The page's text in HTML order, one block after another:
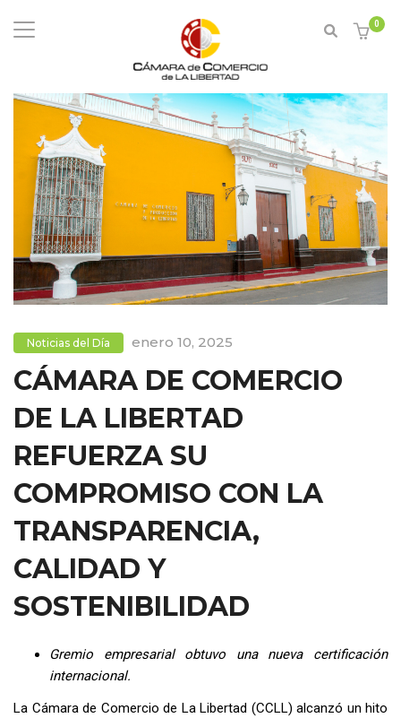
0
Noticias del Día enero 10, 2025
CÁMARA DE COMERCIO
DE LA LIBERTAD
REFUERZA SU
COMPROMISO CON LA
TRANSPARENCIA,
CALIDAD Y
SOSTENIBILIDAD
Gremio empresarial obtuvo una nueva certificación
internacional.
La Cámara de Comercio de La Libertad (CCLL) alcanzó un hito